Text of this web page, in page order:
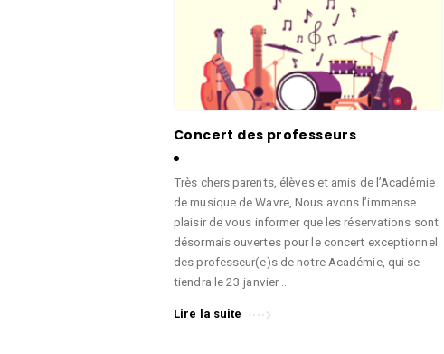
l
e
d
e
l
a
V
i
l
t
A
r
t
s
Concert des professeurs
Très chers parents, élèves et amis de l’Académie
de musique de Wavre, Nous avons l’immense
plaisir de vous informer que les réservations sont
désormais ouvertes pour le concert exceptionnel
des professeur(e)s de notre Académie, qui se
tiendra le 23 janvier …
Lire la suite